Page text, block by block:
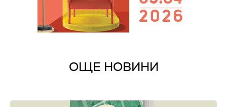
ОЩЕ НОВИНИ